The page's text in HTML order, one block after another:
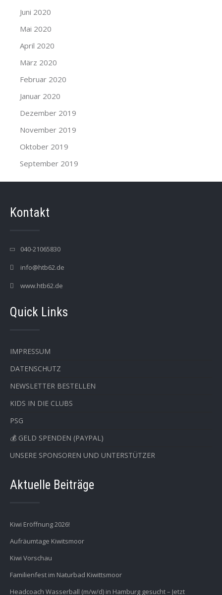
Juni 2020
Mai 2020
April 2020
März 2020
Februar 2020
Januar 2020
Dezember 2019
November 2019
Oktober 2019
September 2019
Kontakt
040-21065830
info@htb62.de
www.htb62.de
Quick Links
IMPRESSUM
DATENSCHUTZ
NEWSLETTER BESTELLEN
KIDS IN DIE CLUBS
PSG
💰 GELD SPENDEN (PAYPAL)
UNSERE SPONSOREN UND UNTERSTÜTZER
Aktuelle Beiträge
Kiwi Eröffnung 2026!
Aufräumtage Kiwitsmoor
Kiwi Vorschau
Familienfest im Naturbad Kiwittsmoor
Headcoach Wasserball (m/w/d) in Hamburg gesucht – Jetzt